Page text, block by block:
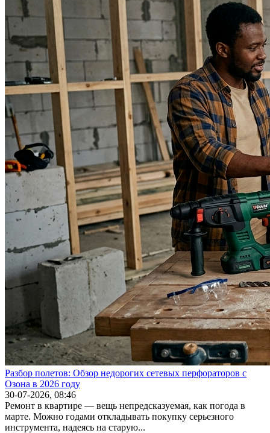
Разбор полетов: Обзор недорогих сетевых перфораторов с
Озона в 2026 году
30-07-2026, 08:46
Ремонт в квартире — вещь непредсказуемая, как погода в
марте. Можно годами откладывать покупку серьезного
инструмента, надеясь на старую...